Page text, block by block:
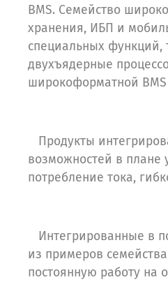
BMS. Семейство
хранения, ИБП и
специальных функций,
двухъядерные
широкоформатной
Продукты
возможностей в плане
потребление тока,
Интегрированные в
из примеров
постоянную работу на